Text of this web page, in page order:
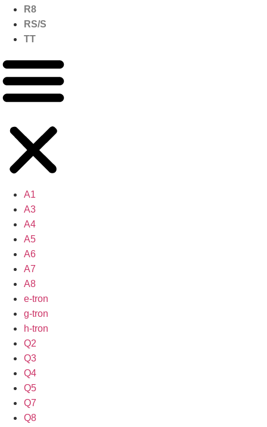
R8
RS/S
TT
A1
A3
A4
A5
A6
A7
A8
e-tron
g-tron
h-tron
Q2
Q3
Q4
Q5
Q7
Q8